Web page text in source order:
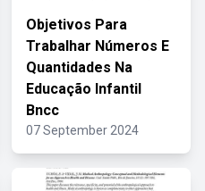
Objetivos Para
Trabalhar Números E
Quantidades Na
Educação Infantil
Bncc
07 September 2024